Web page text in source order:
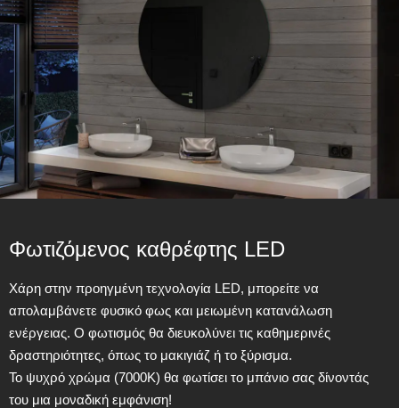
Φωτιζόμενος καθρέφτης LED
Χάρη στην προηγμένη τεχνολογία LED, μπορείτε να
απολαμβάνετε φυσικό φως και μειωμένη κατανάλωση
ενέργειας. Ο φωτισμός θα διευκολύνει τις καθημερινές
δραστηριότητες, όπως το μακιγιάζ ή το ξύρισμα.
Το ψυχρό χρώμα (7000Κ) θα φωτίσει το μπάνιο σας δίνοντάς
του μια μοναδική εμφάνιση!